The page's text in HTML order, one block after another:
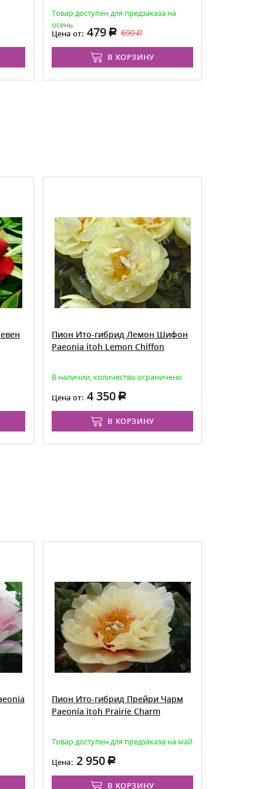
Товар доступен для предзаказа на
осень
Цена от: 479 690
В КОРЗИНУ
Пион Ито-гибрид Лемон Шифон
Paeonia itoh Lemon Chiffon
В наличии, количество ограничено
Цена от: 4 350
В КОРЗИНУ
Пион Ито-гибрид Прейри Чарм
Paeonia itoh Prairie Charm
Товар доступен для предзаказа на май
Цена: 2 950
В КОРЗИНУ